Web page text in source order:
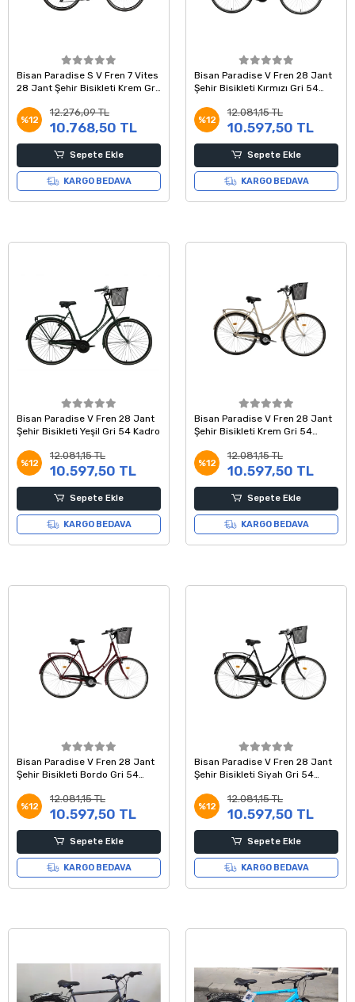
Bisan Paradise S V Fren 7 Vites
28 Jant Şehir Bisikleti Krem Gri
%12
12.276,09 TL
10.768,50 TL
Sepete Ekle
KARGO BEDAVA
Bisan Paradise V Fren 28 Jant
Şehir Bisikleti Kırmızı Gri 54
%12
12.081,15 TL
10.597,50 TL
Sepete Ekle
KARGO BEDAVA
Bisan Paradise V Fren 28 Jant
Şehir Bisikleti Yeşil Gri 54 Kadro
%12
12.081,15 TL
10.597,50 TL
Sepete Ekle
KARGO BEDAVA
Bisan Paradise V Fren 28 Jant
Şehir Bisikleti Krem Gri 54
%12
12.081,15 TL
10.597,50 TL
Sepete Ekle
KARGO BEDAVA
Bisan Paradise V Fren 28 Jant
Şehir Bisikleti Bordo Gri 54
%12
12.081,15 TL
10.597,50 TL
Sepete Ekle
KARGO BEDAVA
Bisan Paradise V Fren 28 Jant
Şehir Bisikleti Siyah Gri 54
%12
12.081,15 TL
10.597,50 TL
Sepete Ekle
KARGO BEDAVA